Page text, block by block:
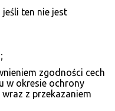
ten nie jest
zgodności cech
w okresie ochrony
z przekazaniem